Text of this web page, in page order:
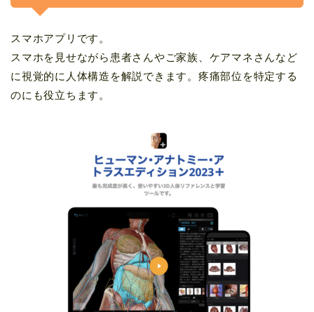
スマホアプリです。
スマホを見せながら患者さんやご家族、ケアマネさんなど
に視覚的に人体構造を解説できます。疼痛部位を特定する
のにも役立ちます。